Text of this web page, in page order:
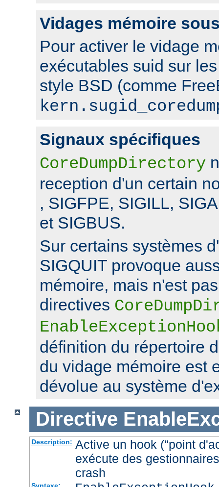
Vidages mémoire
Pour activer le vidage
exécutables suid sur
style BSD (comme
Signaux spécifiques
CoreDumpDirectory
reception d'un certain
, SIGFPE, SIGILL,
et SIGBUS.
Sur certains systèmes
SIGQUIT provoque
mémoire, mais n'est
directives
définition du répertoire
du vidage mémoire est
dévolue au système
Directive
Description: Active un hook ("point
exécute des
crash